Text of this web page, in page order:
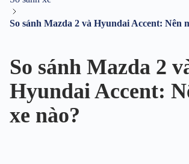
So sánh Mazda 2 và Hyundai Accent: Nên
So sánh Mazda 2
Hyundai Accent:
xe nào?